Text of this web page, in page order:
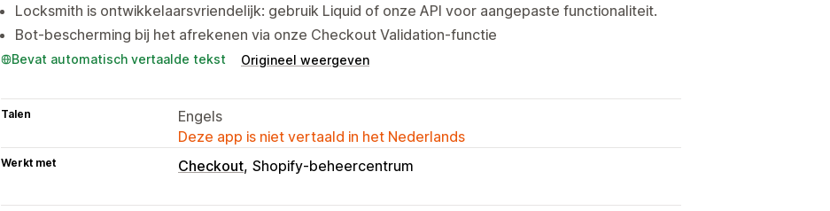
Locksmith is ontwikkelaarsvriendelijk: gebruik Liquid of onze API voor aangepaste functionaliteit.
Bot-bescherming bij het afrekenen via onze Checkout Validation-functie
Bevat automatisch vertaalde tekst Origineel weergeven
Talen
Engels
Deze app is niet vertaald in het Nederlands
Werkt met Checkout Shopify-beheercentrum